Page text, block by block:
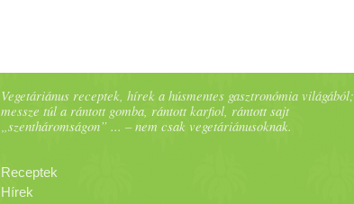
Vegetáriánus receptek, hírek a húsmentes gasztronómia világából;
messze túl a rántott gomba, rántott karfiol, rántott sajt
„szentháromságon” ... – nem csak vegetáriánusoknak.
Receptek
Hírek